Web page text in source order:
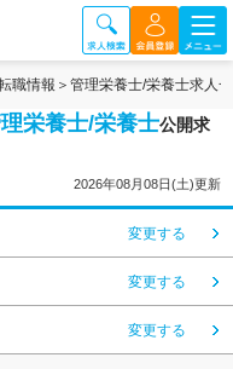
職情報 管理栄養士/栄養士求人
栄養士/栄養士公開求
2026年08月08日(土)更新
変更する
変更する
変更する